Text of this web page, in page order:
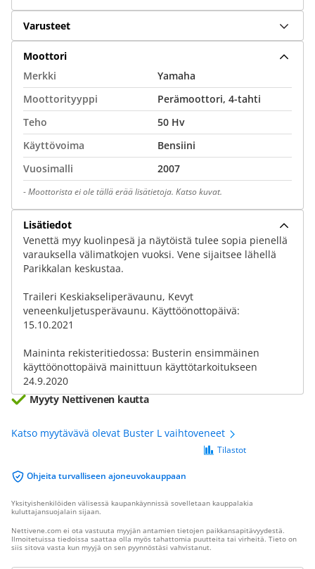
Varusteet
Moottori
Merkki
Yamaha
Moottorityyppi
Perämoottori, 4-tahti
Teho
50 Hv
Käyttövoima
Bensiini
Vuosimalli
2007
-Moottorista ei ole tällä erää lisätietoja. Katso kuvat.
Lisätiedot
Venettä myy kuolinpesä ja näytöistä tulee sopia pienellä
varauksella välimatkojen vuoksi. Vene sijaitsee lähellä
Parikkalan keskustaa.
Traileri Keskiakseliperävaunu, Kevyt
veneenkuljetusperävaunu. Käyttöönottopäivä:
15.10.2021
Maininta rekisteritiedossa: Busterin ensimmäinen
käyttöönottopäivä mainittuun käyttötarkoitukseen
24.9.2020
Myyty Nettivenen kautta
Katso myytävävä olevat Buster L vaihtoveneet
Ohjeita turvalliseen ajoneuvokauppaan
Tilastot
Yksityishenkilöiden välisessä kaupankäynnissä sovelletaan kauppalakia
kuluttajansuojalain sijaan.
Nettivene.com ei ota vastuuta myyjän antamien tietojen paikkansapitävyydestä.
Ilmoitetuissa tiedoissa saattaa olla myös tahattomia puutteita tai virheitä. Tieto on
siis sitova vasta kun myyjä on sen pyynnöstäsi vahvistanut.